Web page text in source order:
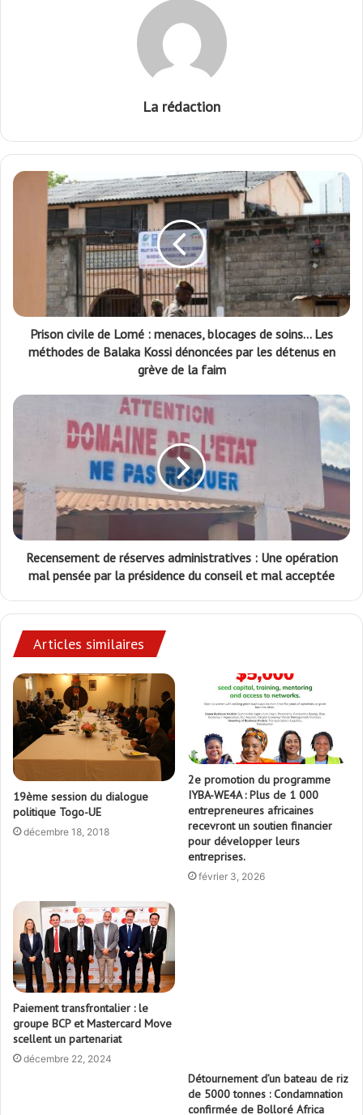
La rédaction
Prison civile de Lomé : menaces, blocages de soins… Les
méthodes de Balaka Kossi dénoncées par les détenus en
grève de la faim
Recensement de réserves administratives : Une opération
mal pensée par la présidence du conseil et mal acceptée
Articles similaires
19ème session du dialogue
politique Togo-UE
décembre 18, 2018
2e promotion du programme
IYBA-WE4A : Plus de 1 000
entrepreneures africaines
recevront un soutien financier
pour développer leurs
entreprises.
février 3, 2026
Paiement transfrontalier : le
groupe BCP et Mastercard Move
scellent un partenariat
décembre 22, 2024
Détournement d’un bateau de riz
de 5000 tonnes : Condamnation
confirmée de Bolloré Africa